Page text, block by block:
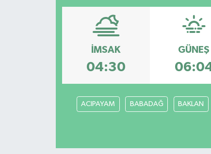
İMSAK
04:30
GÜNEŞ
ACIPAYAM BABADAĞ BAKLAN